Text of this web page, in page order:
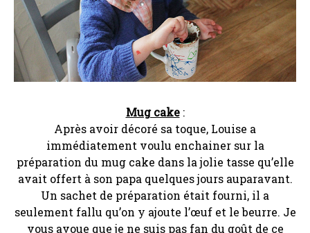
Mug cake:
Après avoir décoré sa toque, Louise a
immédiatement voulu enchainer sur la
préparation du mug cake dans la jolie tasse qu’elle
avait offert à son papa quelques jours auparavant.
Un sachet de préparation était fourni, il a
seulement fallu qu’on y ajoute l’œuf et le beurre. Je
vous avoue que je ne suis pas fan du goût de ce